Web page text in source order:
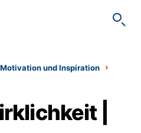
und Inspiration ›
|